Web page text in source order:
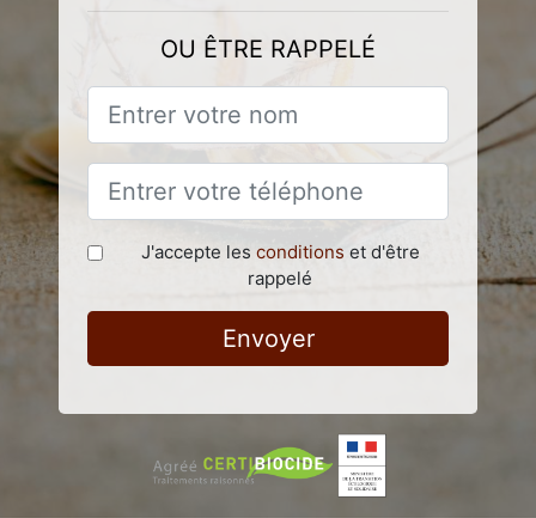
OU ÊTRE RAPPELÉ
J'accepte les conditions et d'être
rappelé
Envoyer